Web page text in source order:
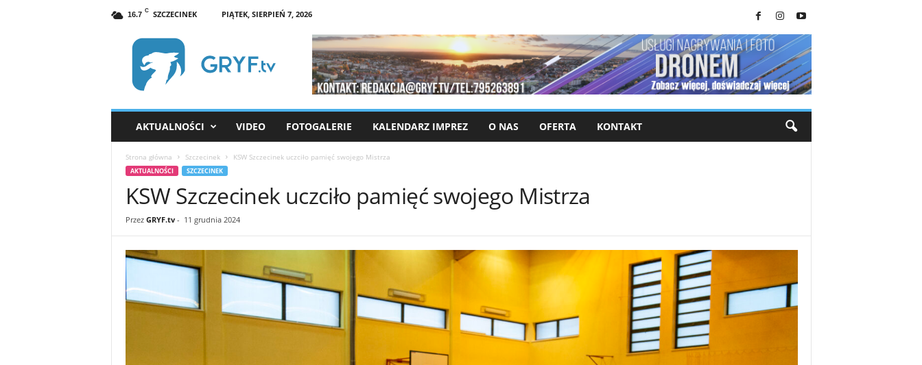
16.7 C SZCZECINEK
PIĄTEK, SIERPIEŃ 7, 2026
n
AKTUALNOŚCI VIDEO FOTOGALERIE KALENDARZ IMPREZ O NAS OFERTA KONTAKT
Strona główna Szczecinek KSW Szczecinek uczciło pamięć swojego Mistrza
AKTUALNOŚCI SZCZECINEK
KSW Szczecinek uczciło pamięć swojego Mistrza
Przez GRYF.tv- 11 grudnia 2024